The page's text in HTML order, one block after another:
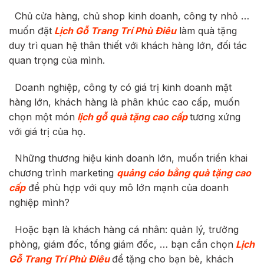
Chủ cửa hàng, chủ shop kinh doanh, công ty nhỏ …
muốn đặt Lịch Gỗ Trang Trí Phù Điêulàm quà tặng
duy trì quan hệ thân thiết với khách hàng lớn, đối tác
quan trọng của mình.
Doanh nghiệp, công ty có giá trị kinh doanh mặt
hàng lớn, khách hàng là phân khúc cao cấp, muốn
chọn một món lịch gỗ quà tặng cao cấptương xứng
với giá trị của họ.
Những thương hiệu kinh doanh lớn, muốn triển khai
chương trình marketing quảng cáo bằng quà tặng cao
cấpđể phù hợp với quy mô lớn mạnh của doanh
nghiệp mình?
Hoặc bạn là khách hàng cá nhân: quản lý, trưởng
phòng, giám đốc, tổng giám đốc, … bạn cần chọn Lịch
Gỗ Trang Trí Phù Điêuđể tặng cho bạn bè, khách